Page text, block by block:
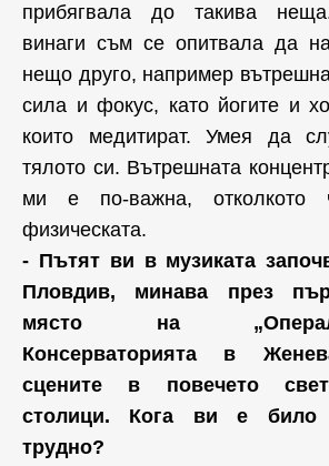
прибягвала до такива
винаги съм се опитвала да
нещо друго, например
сила и фокус, като йогите и
които медитират. Умея да
тялото си. Вътрешната
ми е по-важна, отколкото
физическата.
- Пътят ви в музиката
Пловдив, минава през
място на
Консерваторията в
сцените в повечето
столици. Кога ви е било
трудно?